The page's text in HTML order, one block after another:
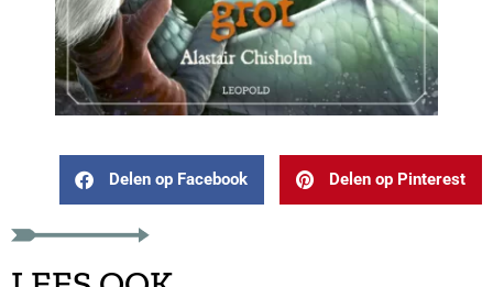
Delen op Facebook Delen op Pinterest